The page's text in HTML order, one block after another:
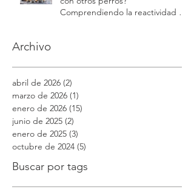
Comprendiendo la reactividad y
Archivo
abril de 2026 (2)
marzo de 2026 (1)
enero de 2026 (15)
junio de 2025 (2)
enero de 2025 (3)
octubre de 2024 (5)
Buscar por tags